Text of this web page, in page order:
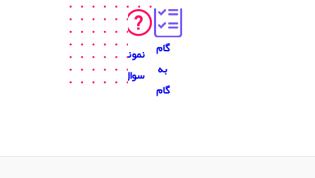
گام
به
گام
نمونه
سوال